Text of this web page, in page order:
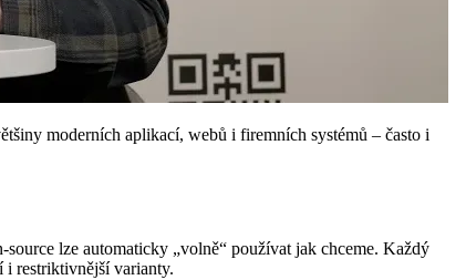
moderních aplikací, webů i firemních systémů – často i
lze automaticky „volně“ používat jak chceme. Každý
i restriktivnější varianty.